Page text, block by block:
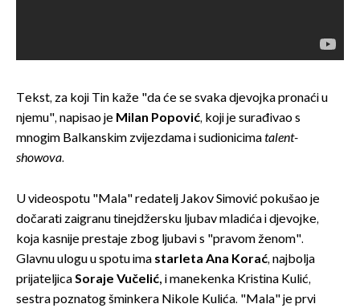
Tekst, za koji Tin kaže "da će se svaka djevojka pronaći u
njemu", napisao je Milan Popović, koji je surađivao s
mnogim Balkanskim zvijezdama i sudionicimatalent-
showova.
U videospotu "Mala" redatelj Jakov Simović pokušao je
dočarati zaigranu tinejdžersku ljubav mladića i djevojke,
koja kasnije prestaje zbog ljubavi s "pravom ženom".
Glavnu ulogu u spotu ima starleta Ana Korać, najbolja
prijateljicaSoraje Vučelić, i manekenka Kristina Kulić,
sestra poznatog šminkera Nikole Kulića. "Mala" je prvi